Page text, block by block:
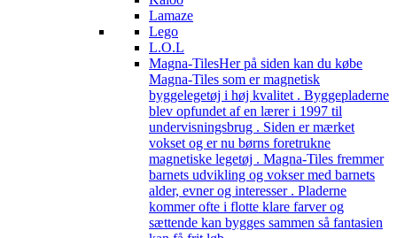
Lamaze
Lego
L.O.L
Magna-TilesHer på siden kan du købe
Magna-Tiles som er magnetisk
byggelegetøj i høj kvalitet . Byggepladerne
blev opfundet af en lærer i 1997 til
undervisningsbrug . Siden er mærket
vokset og er nu børns foretrukne
magnetiske legetøj . Magna-Tiles fremmer
barnets udvikling og vokser med barnets
alder, evner og interesser . Pladerne
kommer ofte i flotte klare farver og
sættende kan bygges sammen så fantasien